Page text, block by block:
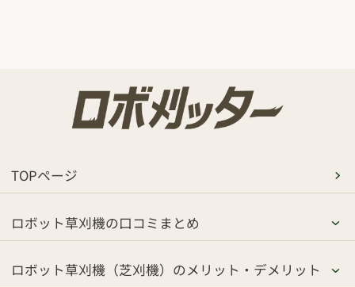
TOPページ
ロボット草刈機の口コミまとめ
ロボット草刈機（芝刈機）のメリット・デメリット